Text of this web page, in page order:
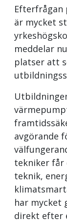
Bli
Varför
Våra
Jobb &
Varför
Vad gör
Bli Kyl-
Våra
Kyla
Svensk
Efterfrågan
är mycket
meddelar
platser att
avgörande
tekniker får
teknik,
har mycket
direkt efter